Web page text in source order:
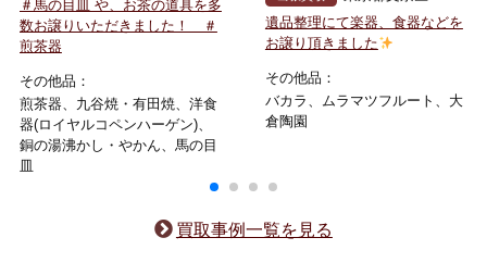
＃馬の目皿 や、お茶の道具を多
数お譲りいただきました！ ＃
煎茶器
その他品：
煎茶器、九谷焼・有田焼、洋食
器(ロイヤルコペンハーゲン)、
銅の湯沸かし・やかん、馬の目
遺品整理にて楽器、食器などを
お譲り頂きました
その他品：
バカラ、ムラマツフルート、大
倉陶園
買取事例一覧を見る